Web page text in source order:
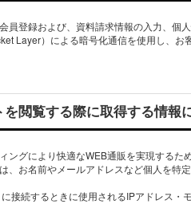
員登録および、資料請求情報の入力、個
Layer）による暗号化通信を使用し、
を閲覧する際に取得する情報
ングにより快適なWEB通販を実現する
、お名前やメールアドレスなど個人を特
接続するときに使用されるIPアドレス・